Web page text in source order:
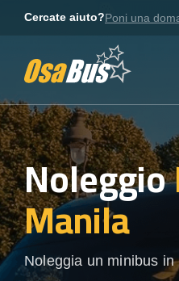
Cercate aiuto?Poni una
Noleggio
Manila
Noleggia un minibus